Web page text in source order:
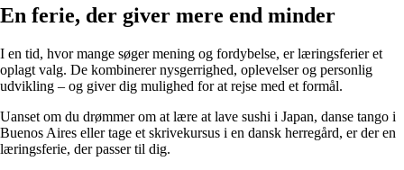
En ferie, der giver mere end minder
I en tid, hvor mange søger mening og fordybelse, er læringsferier et
oplagt valg. De kombinerer nysgerrighed, oplevelser og personlig
udvikling – og giver dig mulighed for at rejse med et formål.
Uanset om du drømmer om at lære at lave sushi i Japan, danse tango i
Buenos Aires eller tage et skrivekursus i en dansk herregård, er der en
læringsferie, der passer til dig.